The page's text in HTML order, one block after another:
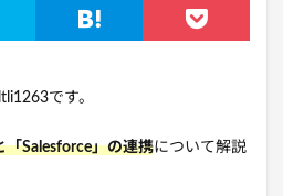
です。
「Salesforce」の連携について解説